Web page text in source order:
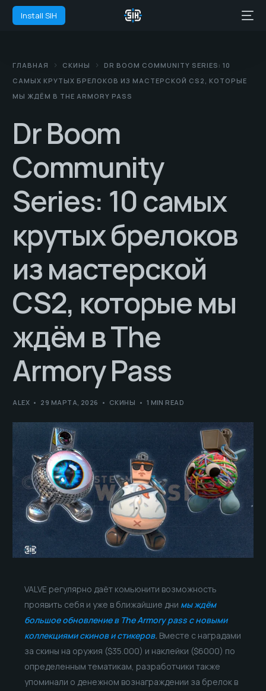
Install SIH
ГЛАВНАЯ СКИНЫ
DR BOOM COMMUNITY SERIES: 10
САМЫХ КРУТЫХ БРЕЛОКОВ ИЗ МАСТЕРСКОЙ CS2, КОТОРЫЕ
МЫ ЖДЁМ В THE ARMORY PASS
Dr Boom
Community
Series: 10 самых
крутых брелоков
из мастерской
CS2, которые мы
ждём в The
Armory Pass
ALEX 29 МАРТА, 2026 СКИНЫ 1 MIN READ
VALVE регулярно даёт комьюнити возможность
проявить себя и уже в ближайшие дни мы ждём
большое обновление в The Armory pass с новыми
коллекциями скинов и стикеров. Вместе с наградами
за скины на оружия ($35.000) и наклейки ($6000) по
определенным тематикам, разработчики также
упоминали о денежном вознаграждении за брелок в